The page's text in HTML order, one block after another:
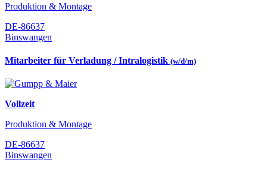
Produktion & Montage
DE-86637
Binswangen
Mitarbeiter für Verladung / Intralogistik (w/d/m)
Vollzeit
Produktion & Montage
DE-86637
Binswangen